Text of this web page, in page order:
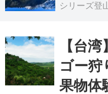
シリーズ登
【台
ゴー狩
果物体